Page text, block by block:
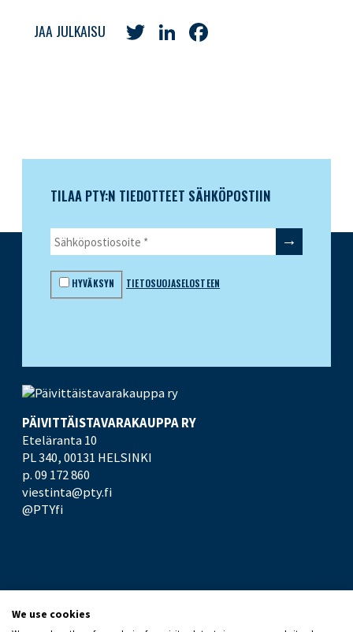
JAA JULKAISU TwitterLinkedIn
TILAA PTY:N TIEDOTTEET SÄHKÖPOSTIIN
HYVÄKSYN TIETOSUOJASELOSTEEN
PÄIVITTÄISTAVARA­KAUPPA RY
Eteläranta 10
PL 340,00131 HELSINKI
p. 09 172 860
viestinta@pty.fi
@PTYfi
We use cookies